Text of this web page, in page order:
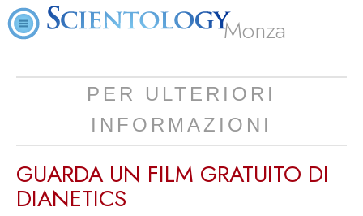
Monza
PER ULTERIORI
INFORMAZIONI
GUARDA UN FILM GRATUITO DI
DIANETICS